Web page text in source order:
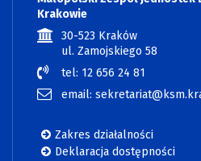
Krakowie
30-523 Kraków
ul. Zamojskiego 58
tel: 12 656 24 81
email:
Zakres działalności
Deklaracja dostępności